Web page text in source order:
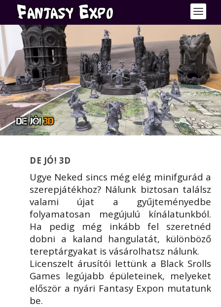
DE JÓ! 3D
Ugye Neked sincs még elég minifgurád a
szerepjátékhoz? Nálunk biztosan találsz
valami újat a gyűjteményedbe
folyamatosan megújulú kínálatunkból.
Ha pedig még inkább fel szeretnéd
dobni a kaland hangulatát, különböző
tereptárgyakat is vásárolhatsz nálunk.
Licenszelt árusítói lettünk a Black Srolls
Games legújabb épületeinek, melyeket
először a nyári Fantasy Expon mutatunk
be.